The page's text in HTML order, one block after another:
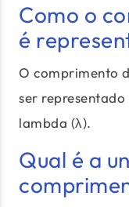
Como o
é
O comprimento
ser
lambda (λ).
Qual é a